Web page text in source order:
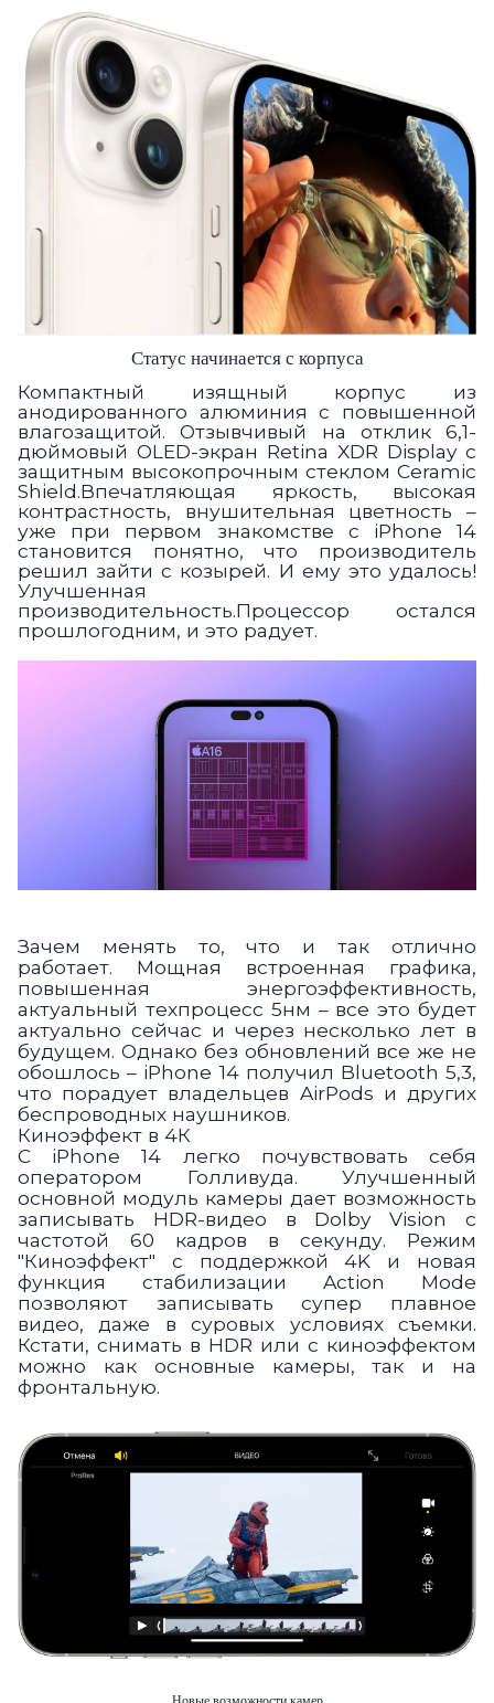
Статус начинается с корпуса
Компактный изящный корпус из
анодированного алюминия с повышенной
влагозащитой. Отзывчивый на отклик 6,1-
дюймовый OLED-экран Retina XDR Display с
защитным высокопрочным стеклом Ceramic
Shield.Впечатляющая яркость, высокая
контрастность, внушительная цветность –
уже при первом знакомстве с iPhone 14
становится понятно, что производитель
решил зайти с козырей. И ему это удалось!
Улучшенная
производительность.Процессор остался
прошлогодним, и это радует.
Зачем менять то, что и так отлично
работает. Мощная встроенная графика,
повышенная энергоэффективность,
актуальный техпроцесс 5нм – все это будет
актуально сейчас и через несколько лет в
будущем. Однако без обновлений все же не
обошлось – iPhone 14 получил Bluetooth 5,3,
что порадует владельцев AirPods и других
беспроводных наушников.
Киноэффект в 4К
С iPhone 14 легко почувствовать себя
оператором Голливуда. Улучшенный
основной модуль камеры дает возможность
записывать HDR-видео в Dolby Vision с
частотой 60 кадров в секунду. Режим
"Киноэффект" с поддержкой 4K и новая
функция стабилизации Action Mode
позволяют записывать супер плавное
видео, даже в суровых условиях съемки.
Кстати, снимать в HDR или с киноэффектом
можно как основные камеры, так и на
фронтальную.